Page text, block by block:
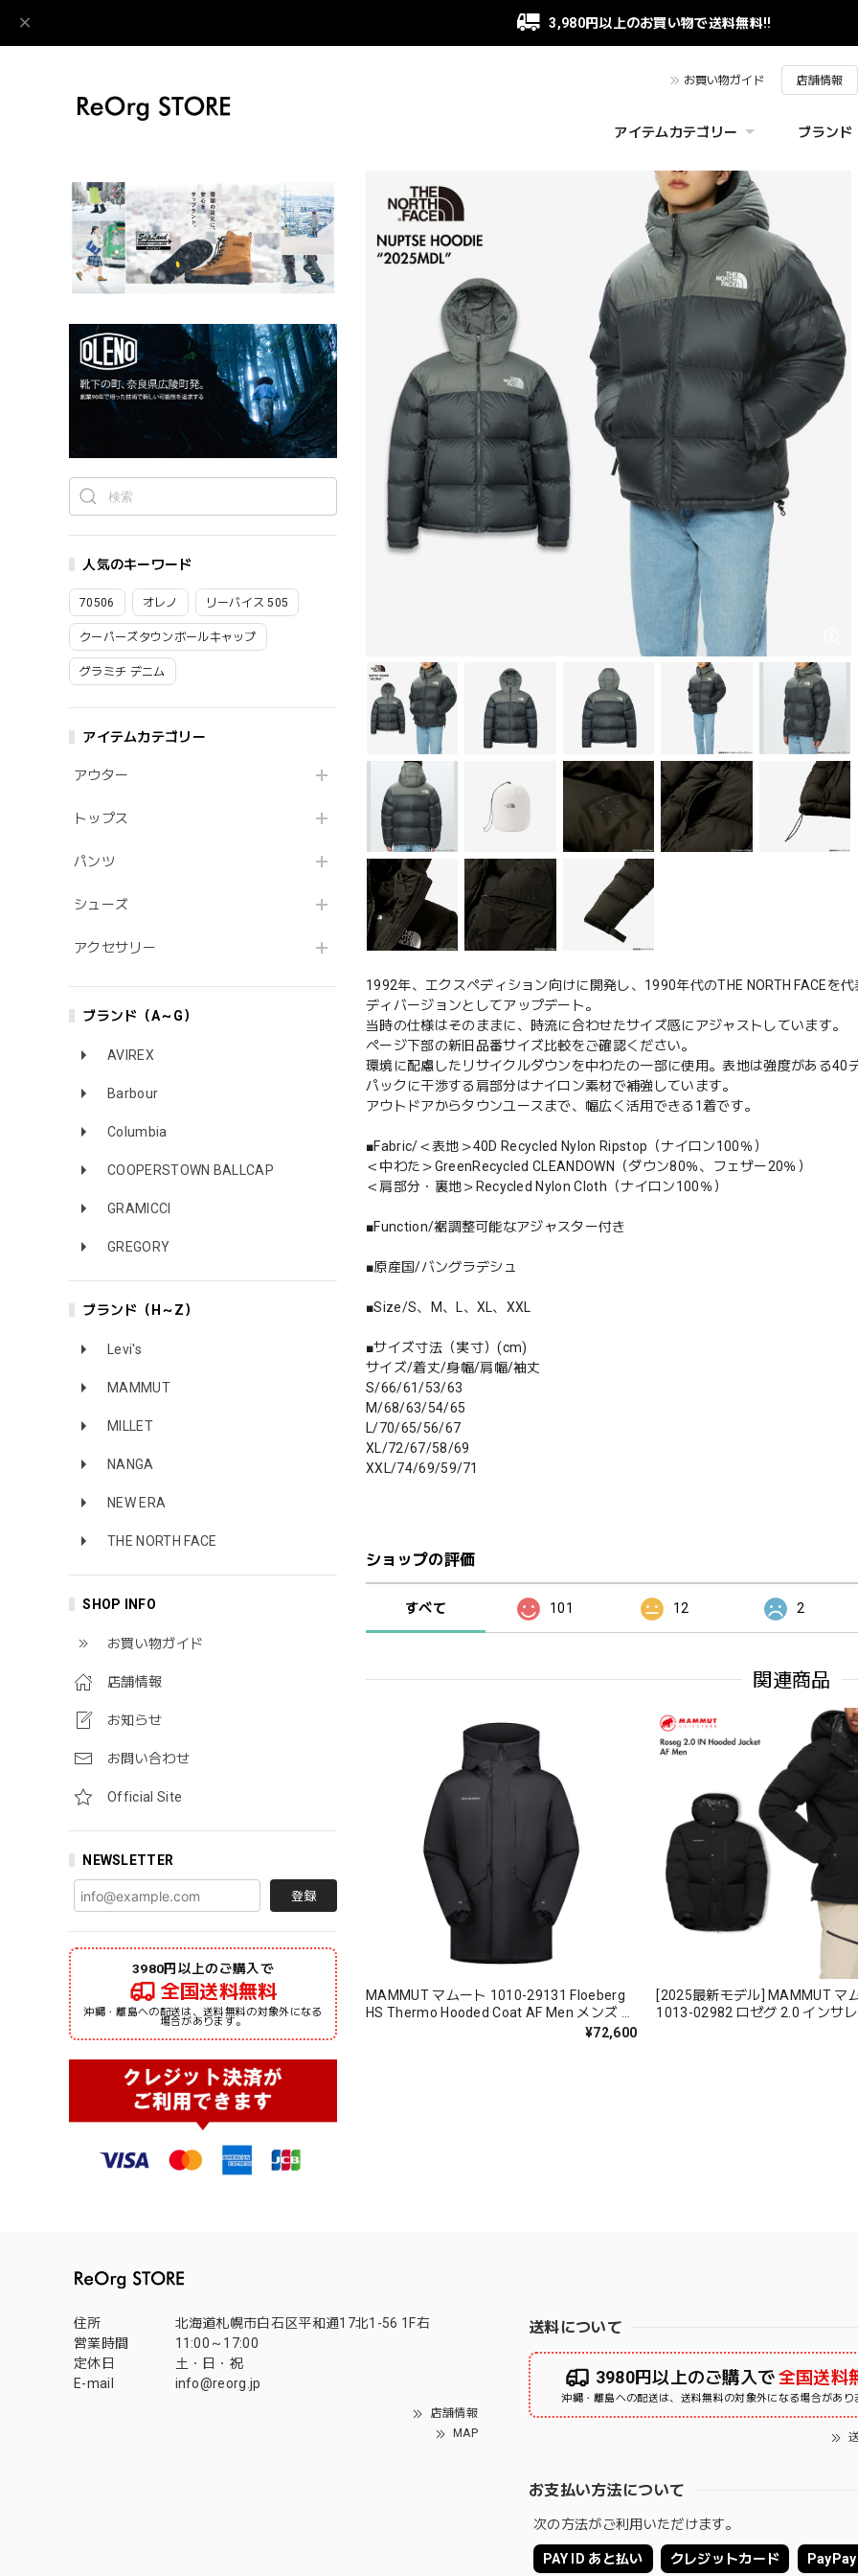
3,980円以上のお買い物で送料無料!!
お買い物ガイド 店舗情報
アイテムカテゴリー ブランド
人気のキーワード
70506 オレノ リーバイス 505
クーパーズタウンボールキャップ
グラミチ デニム
アイテムカテゴリー
アウター
トップス
パンツ
シューズ
アクセサリー
ブランド（A～G）
AVIREX
Barbour
Columbia
COOPERSTOWN BALLCAP
GRAMICCI
GREGORY
ブランド（H～Z）
Levi's
MAMMUT
MILLET
NANGA
NEW ERA
THE NORTH FACE
SHOP INFO
お買い物ガイド
店舗情報
お知らせ
お問い合わせ
Official Site
NEWSLETTER
登録
3980円以上のご購入で
全国送料無料
沖縄・離島への配送は、送料無料の対象外になる
場合があります。
1992年、エクスペディション向けに開発し、1990年代のTHE NORTH FACEを
ディバージョンとしてアップデート。
当時の仕様はそのままに、時流に合わせたサイズ感にアジャストしています。
ページ下部の新旧品番サイズ比較をご確認ください。
環境に配慮したリサイクルダウンを中わたの一部に使用。表地は強度がある
パックに干渉する肩部分はナイロン素材で補強しています。
アウトドアからタウンユースまで、幅広く活用できる1着です。
■Fabric/＜表地＞40D Recycled Nylon Ripstop（ナイロン100％）
＜中わた＞GreenRecycled CLEANDOWN（ダウン80％、フェザー20％）
＜肩部分・裏地＞Recycled Nylon Cloth（ナイロン100％）
■Function/裾調整可能なアジャスター付き
■原産国/バングラデシュ
■Size/S、M、L、XL、XXL
■サイズ寸法（実寸）(cm)
サイズ/着丈/身幅/肩幅/袖丈
S/66/61/53/63
M/68/63/54/65
L/70/65/56/67
XL/72/67/58/69
XXL/74/69/59/71
ショップの評価
すべて 101 12 2
関連商品
MAMMUT マムート 1010-29131 Floeberg
HS Thermo Hooded Coat AF Men メンズ ダ
¥72,600
[2025最新モデル] MAMMUT マムート
1013-02982 ロゼグ 2.0 インサ
住所
北海道札幌市白石区平和通17北1-56 1F右
営業時間
11:00～17:00
定休日
土・日・祝
E-mail
info@reorg.jp
店舗情報
MAP
送料について
3980円以上のご購入で全国送料
沖縄・離島への配送は、送料無料の対象外になる場合があり
お支払い方法について
次の方法がご利用いただけます。
PAY ID あと払い クレジットカード PayPay